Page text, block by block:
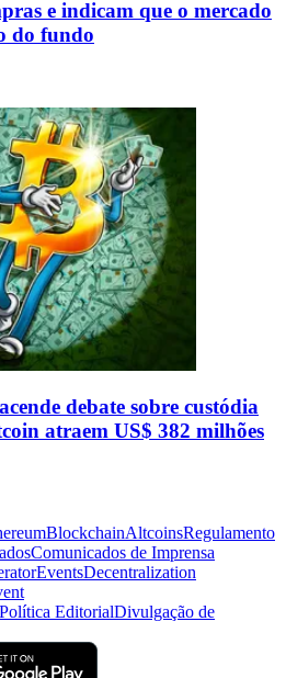
e indicam que o mercado
do fundo
debate sobre custódia
atraem US$ 382 milhões
BlockchainAltcoinsRegulamento
Comunicados de Imprensa
EventsDecentralization
Política EditorialDivulgação de